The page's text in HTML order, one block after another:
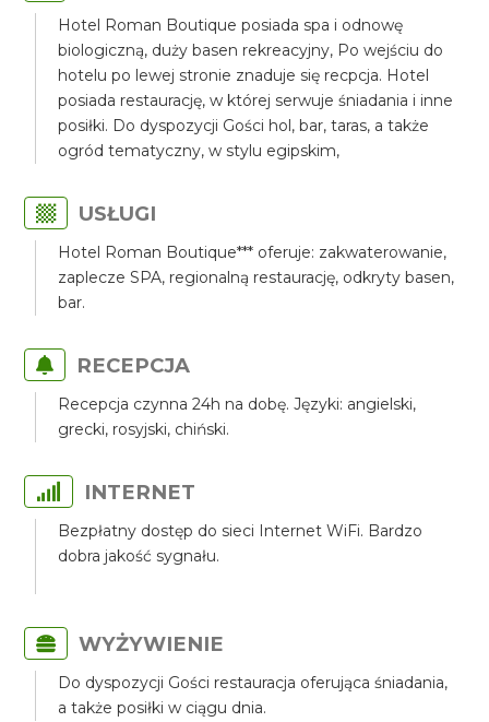
Hotel Roman Boutique posiada spa i odnowę
biologiczną, duży basen rekreacyjny, Po wejściu do
hotelu po lewej stronie znaduje się recpcja. Hotel
posiada restaurację, w której serwuje śniadania i inne
posiłki. Do dyspozycji Gości hol, bar, taras, a także
ogród tematyczny, w stylu egipskim,
USŁUGI
Hotel Roman Boutique*** oferuje: zakwaterowanie,
zaplecze SPA, regionalną restaurację, odkryty basen,
bar.
RECEPCJA
Recepcja czynna 24h na dobę. Języki: angielski,
grecki, rosyjski, chiński.
INTERNET
Bezpłatny dostęp do sieci Internet WiFi. Bardzo
dobra jakość sygnału.
WYŻYWIENIE
Do dyspozycji Gości restauracja oferująca śniadania,
a także posiłki w ciągu dnia.